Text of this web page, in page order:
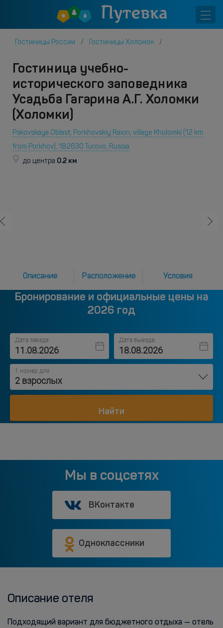
Гостиницы России Гостиницы Холомок
Гостиница учебно-
исторического заповедника
Усадьба Гагарина А.Г. Холомки
(Холомки)
Pskovskaya Oblast, Porkhovskiy Raion, village Kholomki (12 km
from Porkhov), 182630 Turovo, Russia
до центра 0.2 км
Описание Расположение Условия
Бронирование и официальные цены на
2026 год
Дата заезда: Дата выезда:
1 номер для
2 взрослых
Найти
Мы в соцсетях
ВКонтакте
Одноклассники
Описание отеля
Подходящий вариант для бюджетного отдыха — отель